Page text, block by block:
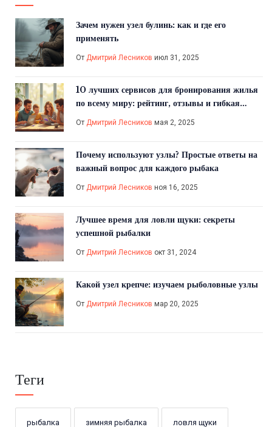
Зачем нужен узел булинь: как и где его
применять
От Дмитрий Лесников июл 31, 2025
10 лучших сервисов для бронирования жилья
по всему миру: рейтинг, отзывы и гибкая
От Дмитрий Лесников мая 2, 2025
Почему используют узлы? Простые ответы на
важный вопрос для каждого рыбака
От Дмитрий Лесников ноя 16, 2025
Лучшее время для ловли щуки: секреты
успешной рыбалки
От Дмитрий Лесников окт 31, 2024
Какой узел крепче: изучаем рыболовные узлы
От Дмитрий Лесников мар 20, 2025
Теги
рыбалка зимняя рыбалка ловля щуки